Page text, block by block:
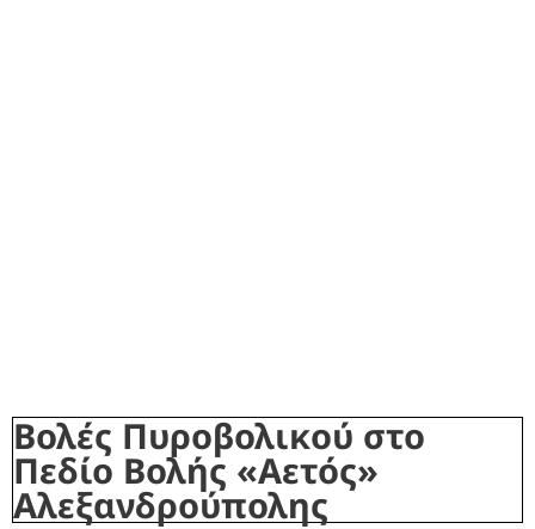
Βολές Πυροβολικού στο
Πεδίο Βολής «Αετός»
Αλεξανδρούπολης